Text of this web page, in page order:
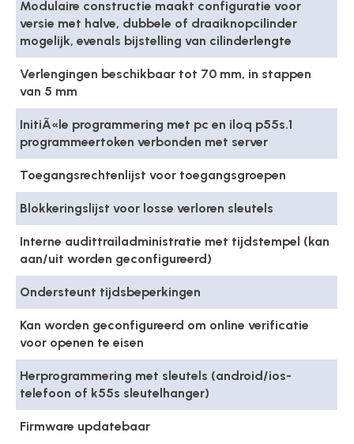
Modulaire constructie maakt configuratie voor
versie met halve, dubbele of draaiknopcilinder
mogelijk, evenals bijstelling van cilinderlengte
Verlengingen beschikbaar tot 70 mm, in stappen
van 5 mm
InitiÃ«le programmering met pc en iloq p55s.1
programmeertoken verbonden met server
Toegangsrechtenlijst voor toegangsgroepen
Blokkeringslijst voor losse verloren sleutels
Interne audittrailadministratie met tijdstempel (kan
aan/uit worden geconfigureerd)
Ondersteunt tijdsbeperkingen
Kan worden geconfigureerd om online verificatie
voor openen te eisen
Herprogrammering met sleutels (android/ios-
telefoon of k55s sleutelhanger)
Firmware updatebaar